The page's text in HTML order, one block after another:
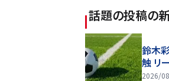
話題の投稿の
鈴木
触 リ
2026/